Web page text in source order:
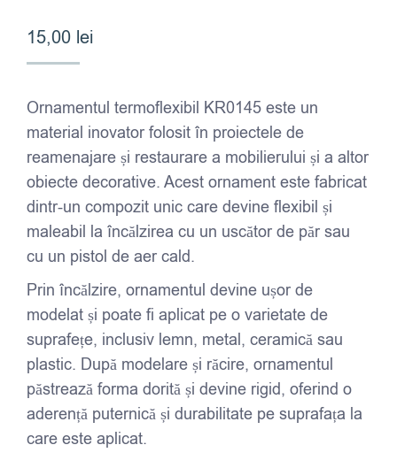
15,00 lei
Ornamentul termoflexibil KR0145 este un
material inovator folosit în proiectele de
reamenajare și restaurare a mobilierului și a altor
obiecte decorative. Acest ornament este fabricat
dintr-un compozit unic care devine flexibil și
maleabil la încălzirea cu un uscător de păr sau
cu un pistol de aer cald.
Prin încălzire, ornamentul devine ușor de
modelat și poate fi aplicat pe o varietate de
suprafețe, inclusiv lemn, metal, ceramică sau
plastic. După modelare și răcire, ornamentul
păstrează forma dorită și devine rigid, oferind o
aderență puternică și durabilitate pe suprafața la
care este aplicat.